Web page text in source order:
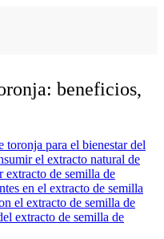
beneficios,
toronja para el bienestar del
el extracto natural de
extracto de semilla de
en el extracto de semilla
el extracto de semilla de
extracto de semilla de